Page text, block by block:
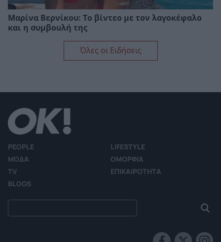
Μαρίνα Βερνίκου: Το βίντεο με τον λαγοκέφαλο
και η συμβουλή της
Όλες οι Ειδήσεις
PEOPLE
LIFESTYLE
ΜΟΔΑ
ΟΜΟΡΦΙΑ
TV
ΕΠΙΚΑΙΡΟΤΗΤΑ
BLOGS